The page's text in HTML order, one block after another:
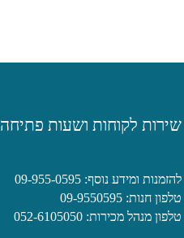
שירות לקוחות ושעות פתיחה
להזמנות ומידע נוסף: 09-955-0595
טלפון חנות: 09-9550595
טלפון מנהל מכירות: 052-6105050